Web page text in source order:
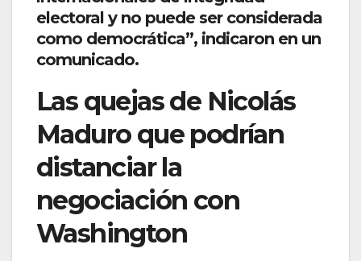
electoral y no puede ser considerada
como democrática”, indicaron en un
comunicado.
Las quejas de Nicolás
Maduro que podrían
distanciar la
negociación con
Washington